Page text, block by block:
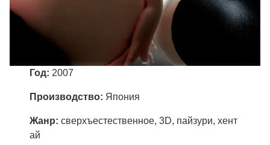
Год: 2007
Производство: Япония
Жанр:сверхъестественное, 3D, пайзури, хент
ай